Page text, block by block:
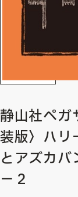
静山社ペガ
装版〉ハリ
とアズカ
－２